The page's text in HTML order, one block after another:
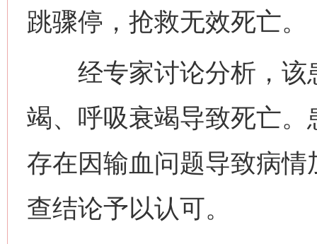
跳骤停，抢救无效死亡。
经专家讨论分析，该
竭、呼吸衰竭导致死亡
存在因输血问题导致病
查结论予以认可。